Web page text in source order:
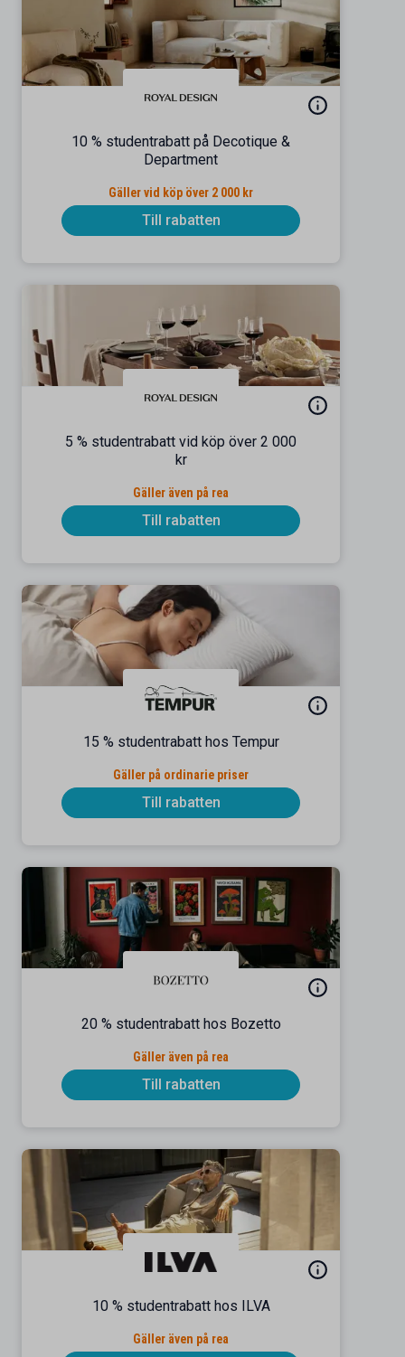
10 % studentrabatt på Decotique &
Department
Gäller vid köp över 2 000 kr
Till rabatten
5 % studentrabatt vid köp över 2 000
kr
Gäller även på rea
Till rabatten
15 % studentrabatt hos Tempur
Gäller på ordinarie priser
Till rabatten
20 % studentrabatt hos Bozetto
Gäller även på rea
Till rabatten
10 % studentrabatt hos ILVA
Gäller även på rea